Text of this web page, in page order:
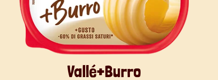
renderà il vostro cheesecake cocco
davvero speciale.
Vallé+Burro